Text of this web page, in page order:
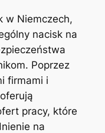
w Niemczech,
nacisk na
Poprzez
firmami i
pracy, które
na